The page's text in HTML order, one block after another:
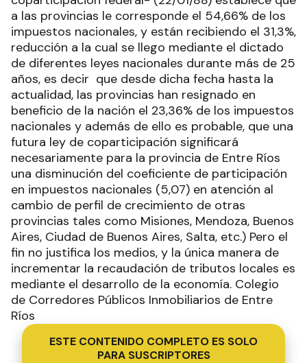
a las provincias le corresponde el 54,66% de los
impuestos nacionales, y están recibiendo el 31,3%,
reducción a la cual se llego mediante el dictado
de diferentes leyes nacionales durante más de 25
años, es decir que desde dicha fecha hasta la
actualidad, las provincias han resignado en
beneficio de la nación el 23,36% de los impuestos
nacionales y además de ello es probable, que una
futura ley de coparticipación significará
necesariamente para la provincia de Entre Ríos
una disminución del coeficiente de participación
en impuestos nacionales (5,07) en atención al
cambio de perfil de crecimiento de otras
provincias tales como Misiones, Mendoza, Buenos
Aires, Ciudad de Buenos Aires, Salta, etc.) Pero el
fin no justifica los medios, y la única manera de
incrementar la recaudación de tributos locales es
mediante el desarrollo de la economía. Colegio
de Corredores Públicos Inmobiliarios de Entre
Ríos
ESTE CONTENIDO COMPLETO ES SOLO
PARA SUSCRIPTORES